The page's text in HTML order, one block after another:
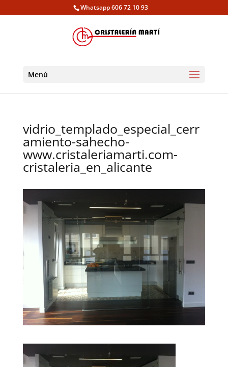
Whatsapp 606 72 10 93
Menú
vidrio_templado_especial_cerr
amiento-sahecho-
www.cristaleriamarti.com-
cristaleria_en_alicante